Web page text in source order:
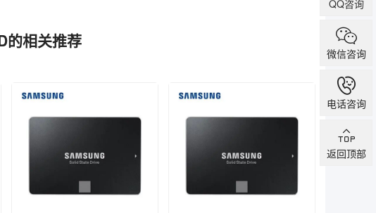
的相关推荐
QQ咨询
微信咨询
电话咨询
返回顶部